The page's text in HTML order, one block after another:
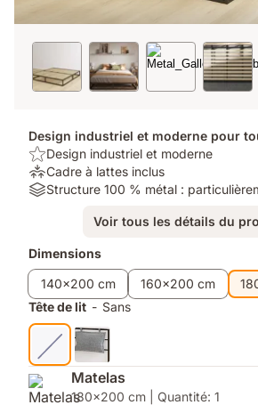
Design industriel et moderne pour
USP/Benefit:
Design
industriel
Design industriel et moderne
Soulagement
de
à
lattes
inclus
Cadre à lattes inclus
Material:
métal
:
particulièrement
robuste
Structure 100 % métal :
Voir tous les détails du
Produits
supplémentaires
Dimensions
140x200 cm
160x200 cm
Tête de lit - Sans
Matelas
180x200 cm | Quantité: 1